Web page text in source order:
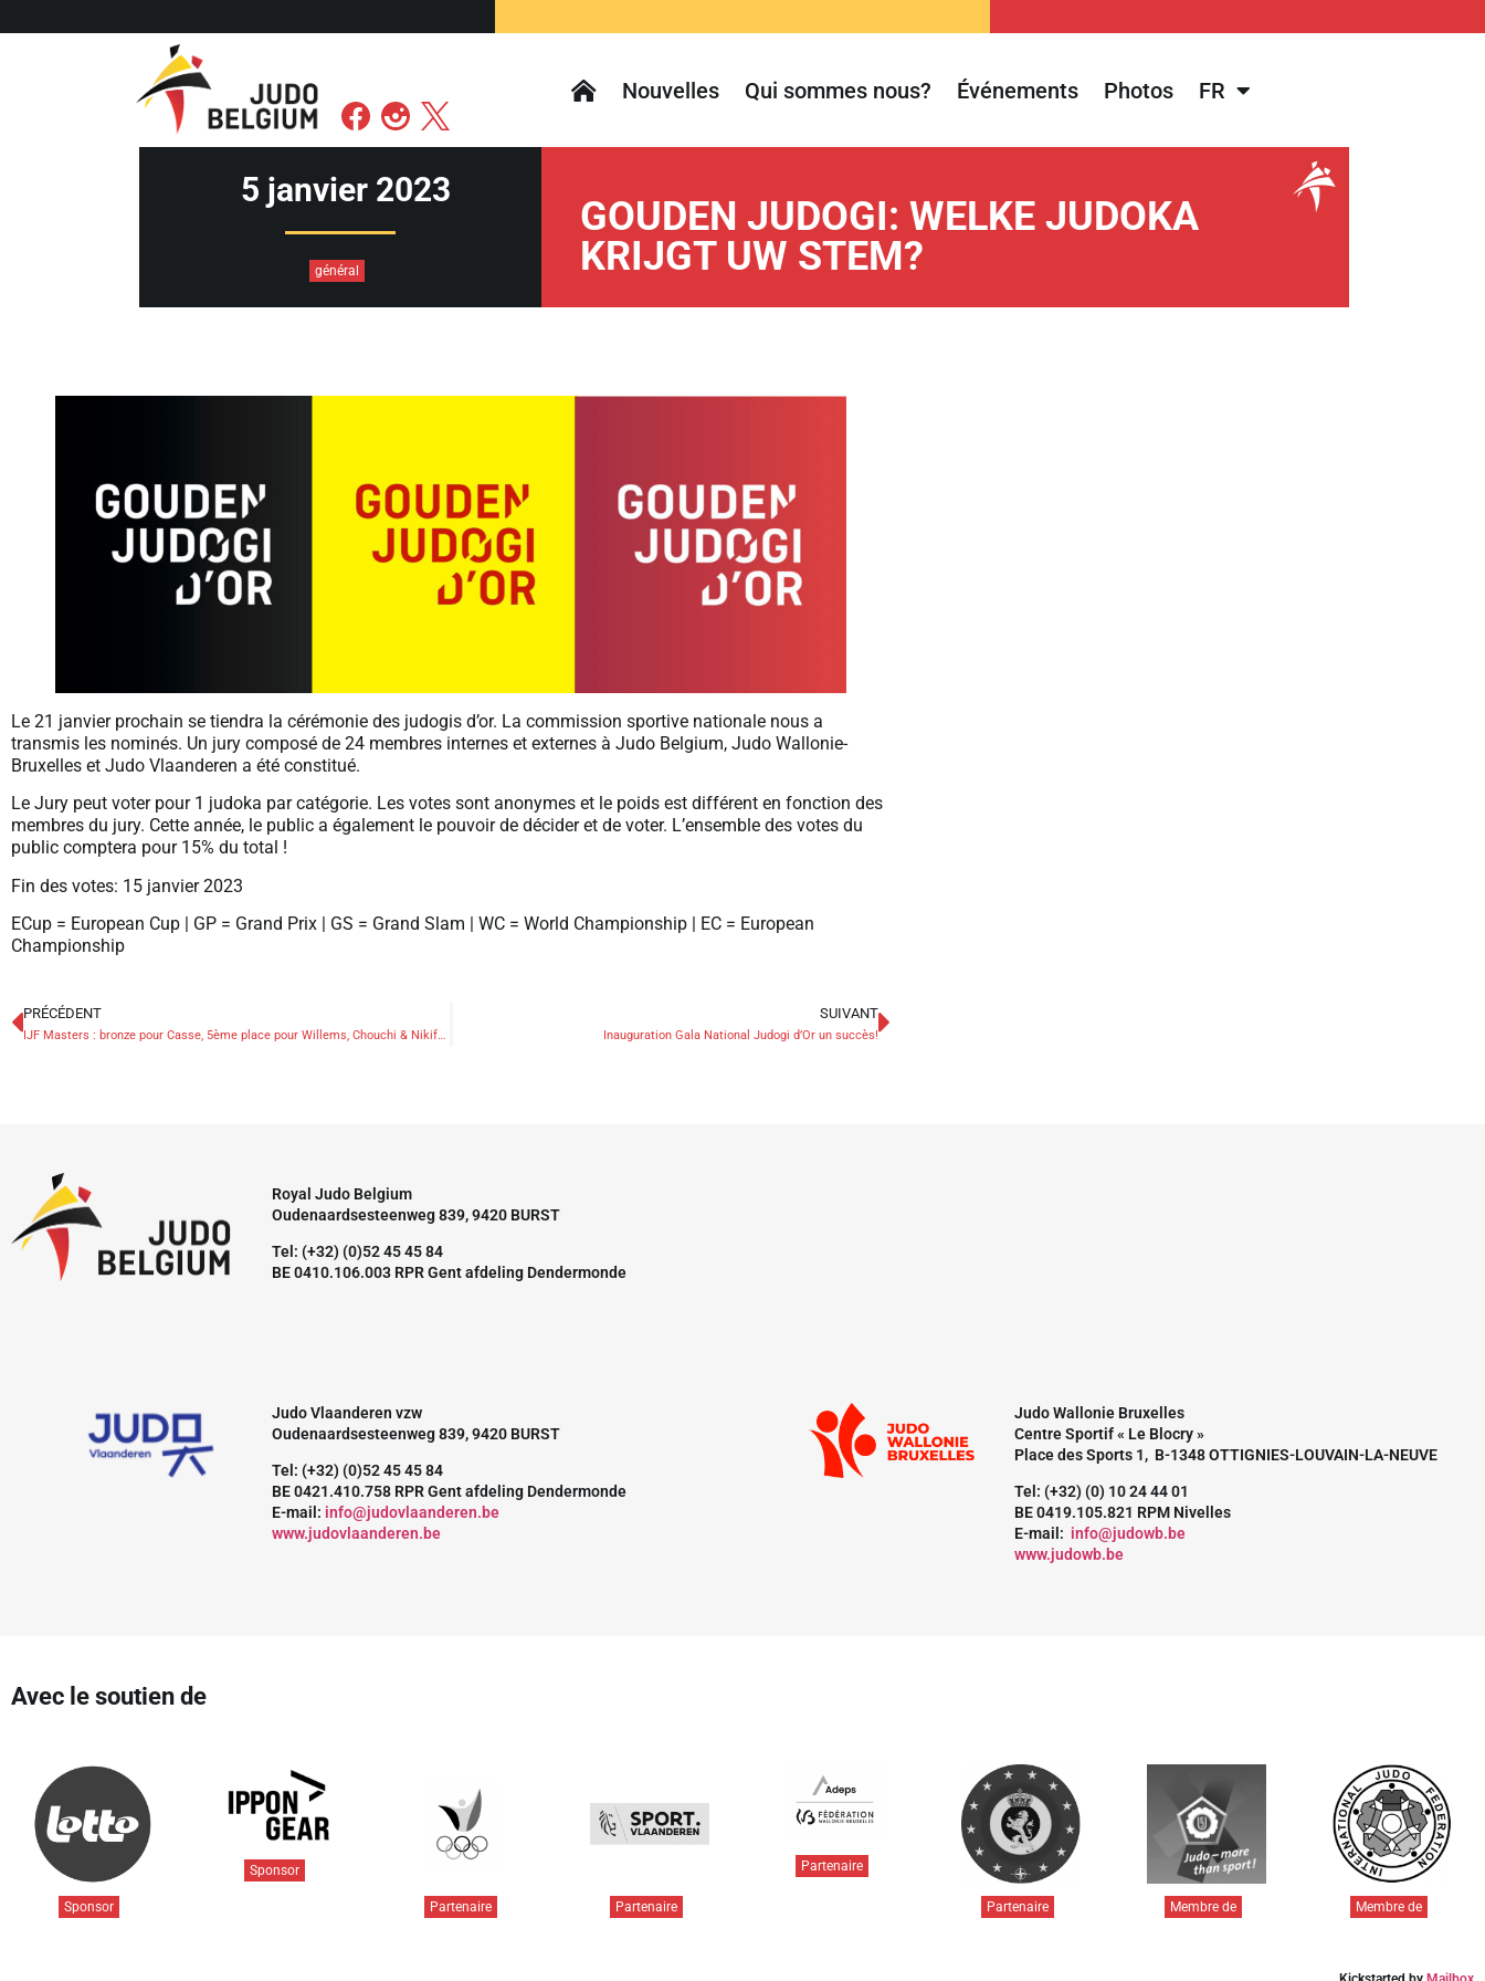
Nouvelles Qui sommes nous? Événements Photos FR
5 janvier 2023
général
GOUDEN JUDOGI: WELKE JUDOKA
KRIJGT UW STEM?
Le 21 janvier prochain se tiendra la cérémonie des judogis d’or. La commission sportive nationale nous a
transmis les nominés. Un jury composé de 24 membres internes et externes à Judo Belgium, Judo Wallonie-
Bruxelles et Judo Vlaanderen a été constitué.
Le Jury peut voter pour 1 judoka par catégorie. Les votes sont anonymes et le poids est différent en fonction des
membres du jury. Cette année, le public a également le pouvoir de décider et de voter. L’ensemble des votes du
public comptera pour 15% du total !
Fin des votes: 15 janvier 2023
ECup = European Cup | GP = Grand Prix | GS = Grand Slam | WC = World Championship | EC = European
Championship
PRÉCÉDENT SUIVANT
Inauguration Gala National Judogi d’Or un succès!
Royal Judo Belgium
Oudenaardsesteenweg 839, 9420 BURST
Tel: (+32) (0)52 45 45 84
BE 0410.106.003 RPR Gent afdeling Dendermonde
Judo Vlaanderen vzw
Oudenaardsesteenweg 839, 9420 BURST
Tel: (+32) (0)52 45 45 84
BE 0421.410.758 RPR Gent afdeling Dendermonde
E-mail: info@judovlaanderen.be
www.judovlaanderen.be
Judo Wallonie Bruxelles
Centre Sportif « Le Blocry »
Place des Sports 1, B-1348 OTTIGNIES-LOUVAIN-LA-NEUVE
Tel: (+32) (0) 10 24 44 01
BE 0419.105.821 RPM Nivelles
E-mail: info@judowb.be
www.judowb.be
Avec le soutien de
Sponsor
Sponsor
Partenaire Partenaire
Partenaire
Partenaire Membre de Membre de